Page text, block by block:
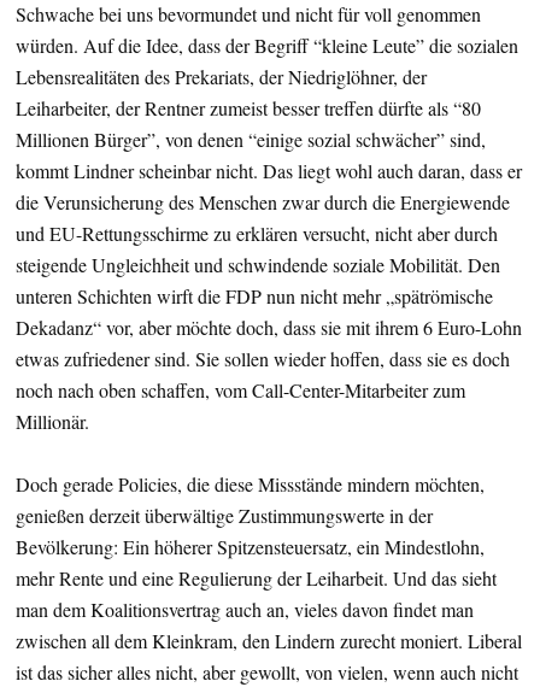
Schwache bei uns bevormundet und nicht für voll genommen
würden. Auf die Idee, dass der Begriff “kleine Leute” die sozialen
Lebensrealitäten des Prekariats, der Niedriglöhner, der
Leiharbeiter, der Rentner zumeist besser treffen dürfte als “80
Millionen Bürger”, von denen “einige sozial schwächer” sind,
kommt Lindner scheinbar nicht. Das liegt wohl auch daran, dass er
die Verunsicherung des Menschen zwar durch die Energiewende
und EU-Rettungsschirme zu erklären versucht, nicht aber durch
steigende Ungleichheit und schwindende soziale Mobilität. Den
unteren Schichten wirft die FDP nun nicht mehr „spätrömische
Dekadanz“ vor, aber möchte doch, dass sie mit ihrem 6 Euro-Lohn
etwas zufriedener sind. Sie sollen wieder hoffen, dass sie es doch
noch nach oben schaffen, vom Call-Center-Mitarbeiter zum
Millionär.
Doch gerade Policies, die diese Missstände mindern möchten,
genießen derzeit überwältige Zustimmungswerte in der
Bevölkerung: Ein höherer Spitzensteuersatz, ein Mindestlohn,
mehr Rente und eine Regulierung der Leiharbeit. Und das sieht
man dem Koalitionsvertrag auch an, vieles davon findet man
zwischen all dem Kleinkram, den Lindern zurecht moniert. Liberal
ist das sicher alles nicht, aber gewollt, von vielen, wenn auch nicht